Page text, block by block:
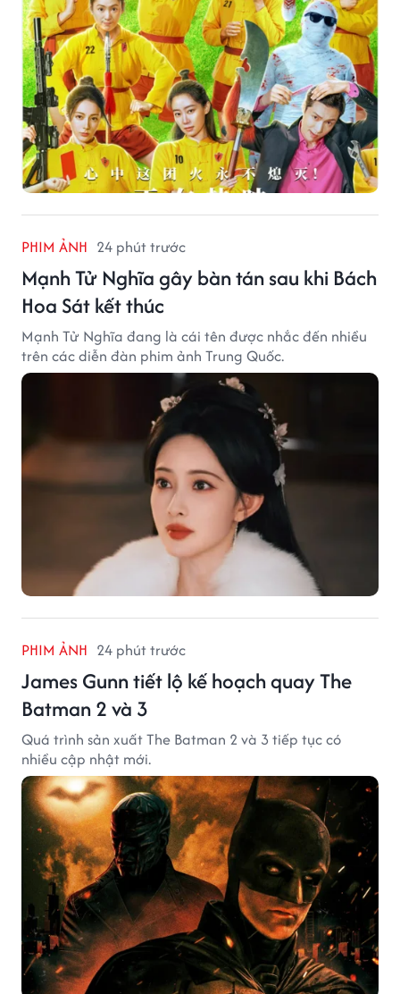
PHIM ẢNH 24 phút trước
Mạnh Tử Nghĩa gây bàn tán sau khi Bách
Hoa Sát kết thúc
Mạnh Tử Nghĩa đang là cái tên được nhắc đến nhiều
trên các diễn đàn phim ảnh Trung Quốc.
PHIM ẢNH 24 phút trước
James Gunn tiết lộ kế hoạch quay The
Batman 2 và 3
Quá trình sản xuất The Batman 2 và 3 tiếp tục có
nhiều cập nhật mới.